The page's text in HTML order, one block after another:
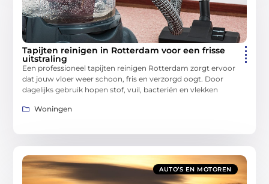
Tapijten reinigen in Rotterdam voor een frisse
uitstraling
Een professioneel tapijten reinigen Rotterdam zorgt ervoor
dat jouw vloer weer schoon, fris en verzorgd oogt. Door
dagelijks gebruik hopen stof, vuil, bacteriën en vlekken
Woningen
AUTO’S EN MOTOREN